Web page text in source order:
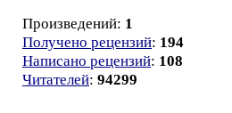
Произведений: 1
Получено рецензий: 194
Написано рецензий: 108
Читателей: 94299